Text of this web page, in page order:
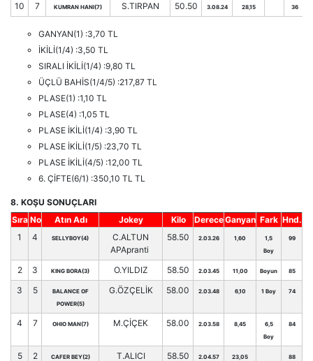
10 7 KUMRAN HANI(7) S.TIRPAN 50.50 3.08.24 28,15 36
GANYAN(1) :3,70 TL
İKİLİ(1/4) :3,50 TL
SIRALI İKİLİ(1/4) :9,80 TL
ÜÇLÜ BAHİS(1/4/5) :217,87 TL
PLASE(1) :1,10 TL
PLASE(4) :1,05 TL
PLASE İKİLİ(1/4) :3,90 TL
PLASE İKİLİ(1/5) :23,70 TL
PLASE İKİLİ(4/5) :12,00 TL
6. ÇİFTE(6/1) :350,10 TL TL
8. KOŞU SONUÇLARI
Sıra No Atın Adı Jokey Kilo DereceGanyan Fark Hnd.
1
4 SELLYBOY(4)
C.ALTUN
APApranti
58.50 2.03.26 1,60
1,5
Boy
99
2 3 KING BORA(3) O.YILDIZ 58.50 2.03.45 11,00 Boyun 85
3 5
BALANCE OF
POWER(5)
G.ÖZÇELİK 58.00 2.03.48 6,10 1 Boy 74
4 7 OHIO MAN(7) M.ÇİÇEK 58.00 2.03.58 8,45
6,5
Boy
84
5 2 CAFER BEY(2) T.ALICI 58.50 2.04.57 23,05 88